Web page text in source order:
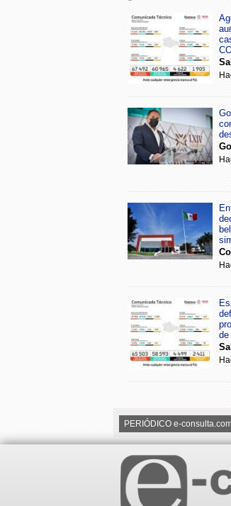
de
PERIÓDICO e-